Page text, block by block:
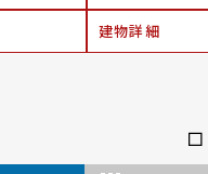
建物詳細